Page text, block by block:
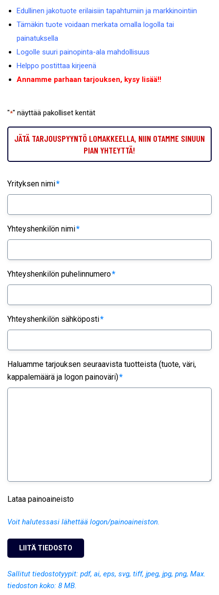
Edullinen jakotuote erilaisiin tapahtumiin ja markkinointiin
Tämäkin tuote voidaan merkata omalla logolla tai
painatuksella
Logolle suuri painopinta-ala mahdollisuus
Helppo postittaa kirjeenä
Annamme parhaan tarjouksen, kysy lisää!!
"*" näyttää pakolliset kentät
JÄTÄ TARJOUSPYYNTÖ LOMAKKEELLA, NIIN OTAMME SINUUN
PIAN YHTEYTTÄ!
Yrityksen nimi*
Yhteyshenkilön nimi*
Yhteyshenkilön puhelinnumero*
Yhteyshenkilön sähköposti*
Haluamme tarjouksen seuraavista tuotteista (tuote, väri,
kappalemäärä ja logon painoväri)*
Lataa painoaineisto
Voit halutessasi lähettää logon/painoaineiston.
Sallitut tiedostotyypit: pdf, ai, eps, svg, tiff, jpeg, jpg, png, Max.
tiedoston koko: 8 MB.